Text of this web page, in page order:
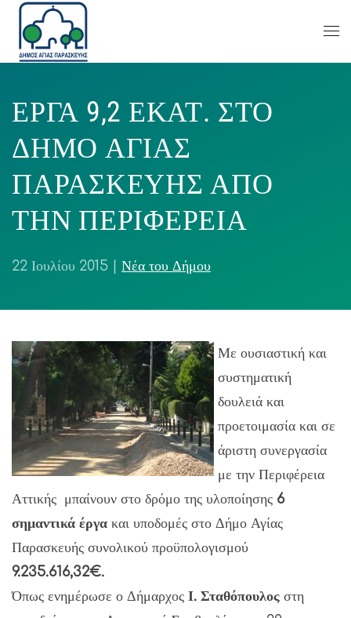
ΕΡΓΑ 9,2 ΕΚΑΤ. ΣΤΟ
ΔΗΜΟ ΑΓΙΑΣ
ΠΑΡΑΣΚΕΥΗΣ ΑΠΟ
ΤΗΝ ΠΕΡΙΦΕΡΕΙΑ
22 Ιουλίου 2015 Νέα του Δήμου
Με ουσιαστική και
συστηματική
δουλειά και
προετοιμασία και σε
άριστη συνεργασία
με την Περιφέρεια
Αττικής μπαίνουν στο δρόμο της υλοποίησης 6
σημαντικά έργα και υποδομές στο Δήμο Αγίας
Παρασκευής συνολικού προϋπολογισμού
9.235.616,32€.
Όπως ενημέρωσε ο Δήμαρχος Ι. Σταθόπουλος στη